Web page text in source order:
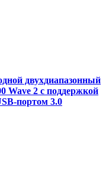
двухдиапазонный
Wave 2 с поддержкой
портом 3.0